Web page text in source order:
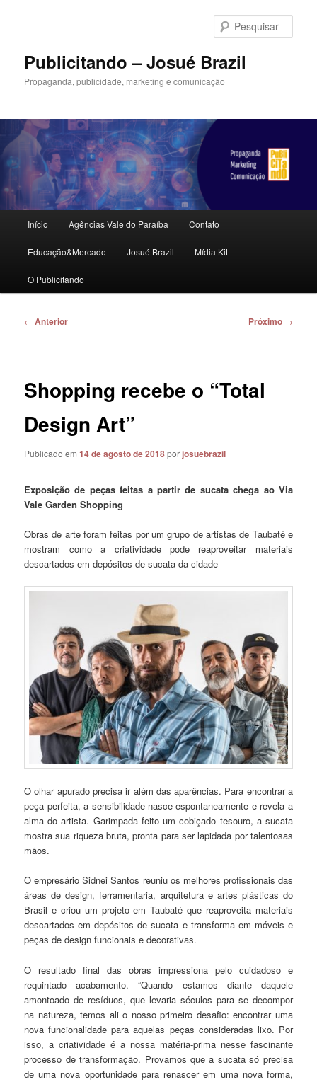
principalPublicitando – Josué Brazil
Propaganda, publicidade, marketing e comunicação
principal
Início Agências Vale do Paraíba Contato
Educação&Mercado Josué Brazil Mídia Kit
O Publicitando
Navegação
← Anterior Próximo →
Shopping recebe o “Total
Design Art”
Publicado em14 de agosto de 2018porjosuebrazil
Exposição de peças feitas a partir de sucata chega ao Via
Vale Garden Shopping
Obras de arte foram feitas por um grupo de artistas de Taubaté e
mostram como a criatividade pode reaproveitar materiais
descartados em depósitos de sucata da cidade
O olhar apurado precisa ir além das aparências. Para encontrar a
peça perfeita, a sensibilidade nasce espontaneamente e revela a
alma do artista. Garimpada feito um cobiçado tesouro, a sucata
mostra sua riqueza bruta, pronta para ser lapidada por talentosas
mãos.
O empresário Sidnei Santos reuniu os melhores profissionais das
áreas de design, ferramentaria, arquitetura e artes plásticas do
Brasil e criou um projeto em Taubaté que reaproveita materiais
descartados em depósitos de sucata e transforma em móveis e
peças de design funcionais e decorativas.
O resultado final das obras impressiona pelo cuidadoso e
requintado acabamento. “Quando estamos diante daquele
amontoado de resíduos, que levaria séculos para se decompor
na natureza, temos ali o nosso primeiro desafio: encontrar uma
nova funcionalidade para aquelas peças consideradas lixo. Por
isso, a criatividade é a nossa matéria-prima nesse fascinante
processo de transformação. Provamos que a sucata só precisa
de uma nova oportunidade para renascer em uma nova forma,